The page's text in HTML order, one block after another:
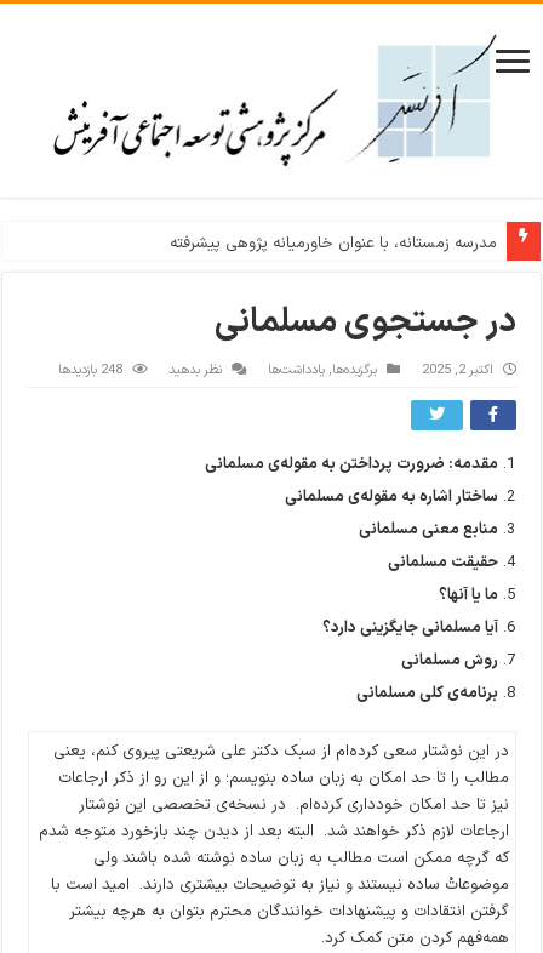
نشست نقد و بررسی نظریه عدالت رالز/ عدالت؛ رویایی دست‌یافتنی یا
در جستجوی مسلمانی
اکتبر 2, 2025 برگزیده‌ها,یادداشت‌ها نظر بدهید 248 بازدیدها
مقدمه: ضرورت پرداختن به مقوله‌ی مسلمانی
ساختار اشاره به مقوله‌ی مسلمانی
منابع معنی مسلمانی
حقیقت مسلمانی
ما یا آنها؟
آیا مسلمانی جایگزینی دارد؟
روش مسلمانی
برنامه‌ی کلی مسلمانی
در این نوشتار سعی کرده‌ام از سبک دکتر علی شریعتی پیروی کنم، یعنی
مطالب را تا حد امکان به زبان ساده بنویسم؛ و از این رو از ذکر ارجاعات
نیز تا حد امکان خودداری کرده‌ام. در نسخه‌ی تخصصی این نوشتار
ارجاعات لازم ذکر خواهند شد. البته بعد از دیدن چند بازخورد متوجه شدم
که گرچه ممکن است مطالب به زبان ساده نوشته شده باشند ولی
موضوعاتْ ساده نیستند و نیاز به توضیحات بیشتری دارند. امید است با
گرفتن انتقادات و پیشنهادات خوانندگان محترم بتوان به هرچه بیشتر
همه‌فهم کردن متن کمک کرد.